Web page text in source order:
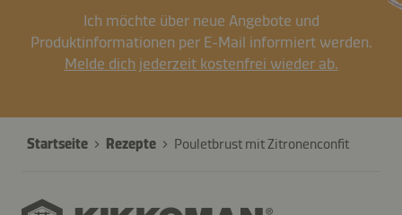
Ich möchte über neue Angebote und
Produktinformationen per E-Mail informiert werden.
Melde dich jederzeit kostenfrei wieder ab.
Startseite Rezepte Pouletbrust mit Zitronenconfit